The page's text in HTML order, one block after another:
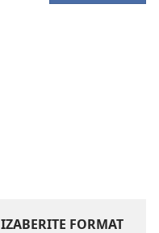
IZABERITE FORMAT